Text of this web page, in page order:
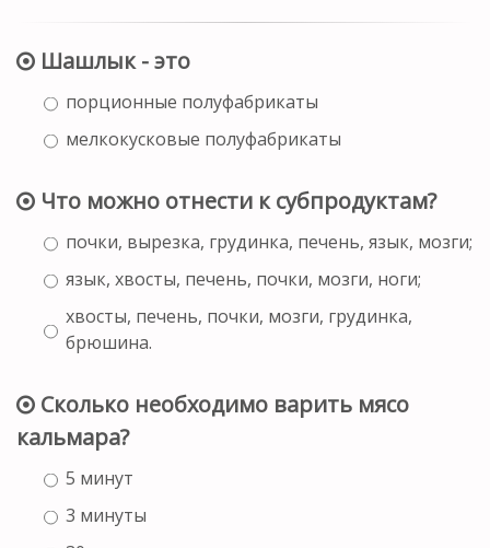
Шашлык - это
порционные полуфабрикаты
мелкокусковые полуфабрикаты
Что можно отнести к субпродуктам?
почки, вырезка, грудинка, печень, язык, мозги;
язык, хвосты, печень, почки, мозги, ноги;
хвосты, печень, почки, мозги, грудинка,
брюшина.
Сколько необходимо варить мясо
кальмара?
5 минут
3 минуты